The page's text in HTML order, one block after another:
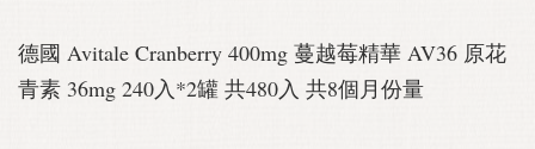
德國 Avitale Cranberry 400mg 蔓越莓精華 AV36 原花
青素 36mg 240入*2罐 共480入 共8個月份量